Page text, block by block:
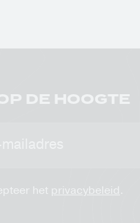
DE HOOGTE
het privacybeleid.